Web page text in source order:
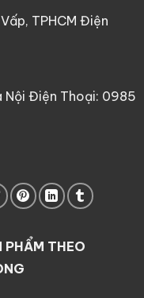
TPHCM Điện
Nội Điện Thoại: 0985
PHẨM THEO